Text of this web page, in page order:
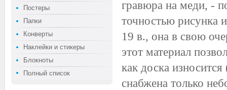
Постеры
Папки
Конверты
Наклейки и стикеры
Блокноты
Полный список
гравюра на меди, -
точностью рисунка
19 в., она в свою
этот материал
как доска
снабжена только